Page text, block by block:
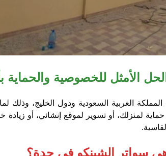
الأمثل للخصوصية والحماية
المملكة العربية السعودية ودول الخليج، وذلك
حماية لمنزلك، أو تسوير لموقع إنشائي، أو
سواتر الشينكو في جدة؟